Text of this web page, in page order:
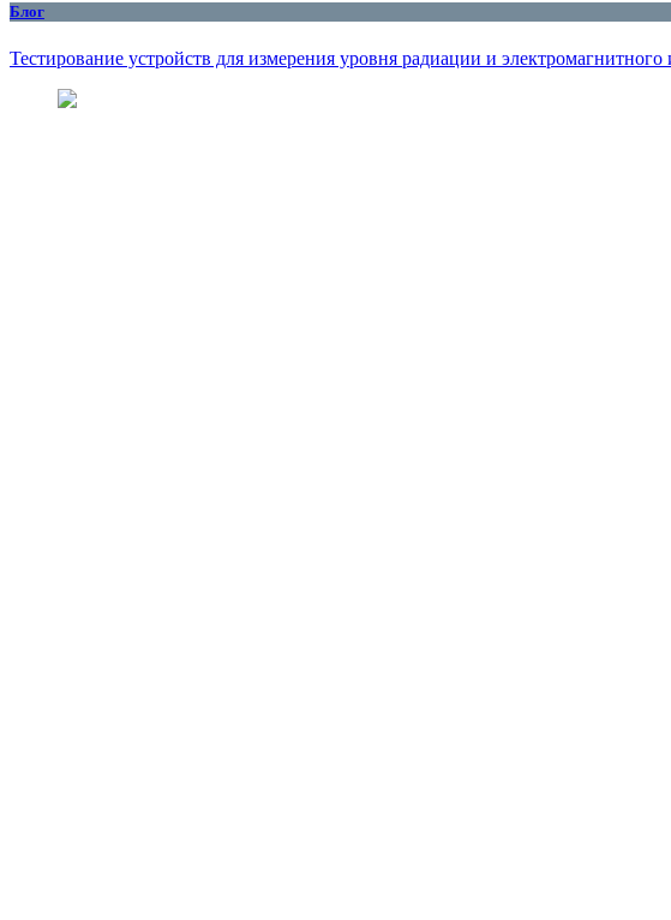
Блог
Тестирование устройств для измерения уровня радиации и электромагнитного